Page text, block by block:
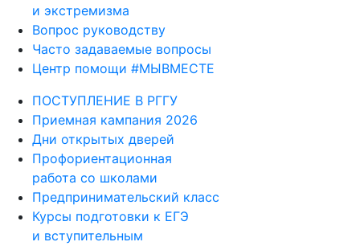
и экстремизма
Вопрос руководству
Часто задаваемые вопросы
Центр помощи #МЫВМЕСТЕ
ПОСТУПЛЕНИЕ В РГГУ
Приемная кампания 2026
Дни открытых дверей
Профориентационная
работа со школами
Предпринимательский класс
Курсы подготовки к ЕГЭ
и вступительным